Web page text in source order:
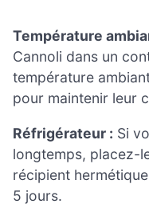
Température
Cannoli dans un
température
pour maintenir leur
Réfrigérateur : Si
longtemps, placez-
récipient
5 jours.